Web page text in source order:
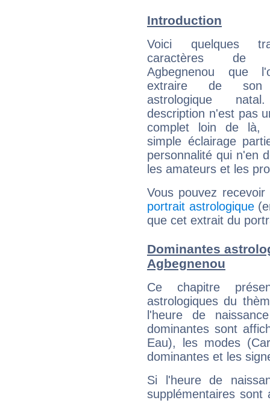
Introduction
Voici quelques
caractères de
Agbegnenou que
extraire de son
astrologique
description n'est pas
complet loin de là,
simple éclairage
personnalité qui n'en
les amateurs et les
Vous pouvez
portrait astrologique
que cet extrait du
Dominantes
Agbegnenou
Ce chapitre
astrologiques du
l'heure de
dominantes sont
Eau), les modes
dominantes et les
Si l'heure de
supplémentaires sont